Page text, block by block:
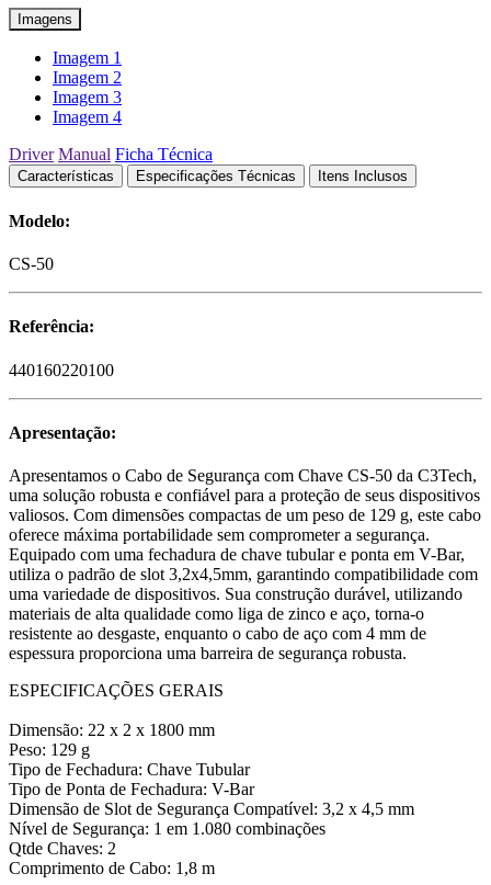
Imagens
Imagem 1
Imagem 2
Imagem 3
Imagem 4
Driver Manual Ficha Técnica
Características Especificações Técnicas Itens Inclusos
Modelo:
CS-50
Referência:
440160220100
Apresentação:
Apresentamos o Cabo de Segurança com Chave CS-50 da C3Tech,
uma solução robusta e confiável para a proteção de seus dispositivos
valiosos. Com dimensões compactas de um peso de 129 g, este cabo
oferece máxima portabilidade sem comprometer a segurança.
Equipado com uma fechadura de chave tubular e ponta em V-Bar,
utiliza o padrão de slot 3,2x4,5mm, garantindo compatibilidade com
uma variedade de dispositivos. Sua construção durável, utilizando
materiais de alta qualidade como liga de zinco e aço, torna-o
resistente ao desgaste, enquanto o cabo de aço com 4 mm de
espessura proporciona uma barreira de segurança robusta.
ESPECIFICAÇÕES GERAIS
Dimensão: 22 x 2 x 1800 mm
Peso: 129 g
Tipo de Fechadura: Chave Tubular
Tipo de Ponta de Fechadura: V-Bar
Dimensão de Slot de Segurança Compatível: 3,2 x 4,5 mm
Nível de Segurança: 1 em 1.080 combinações
Qtde Chaves: 2
Comprimento de Cabo: 1,8 m